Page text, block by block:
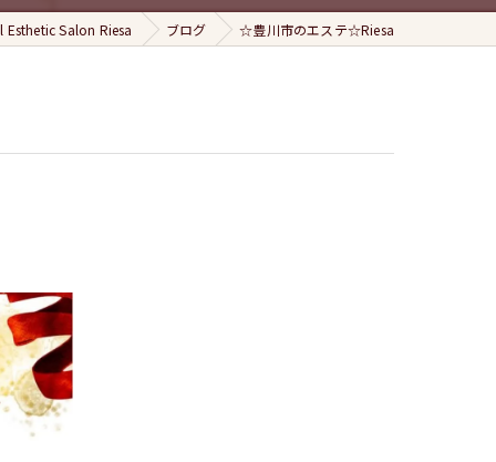
Esthetic Salon Riesa ブログ ☆豊川市のエステ☆Riesa